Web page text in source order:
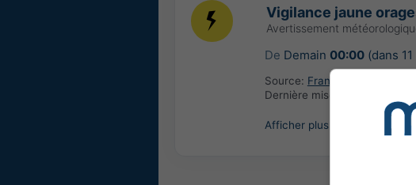
Vigilance jaune
Avertissement
De Demain 00:00(dans
Source: France: Meteo-France
Dernière mise à jour:
Afficher plus